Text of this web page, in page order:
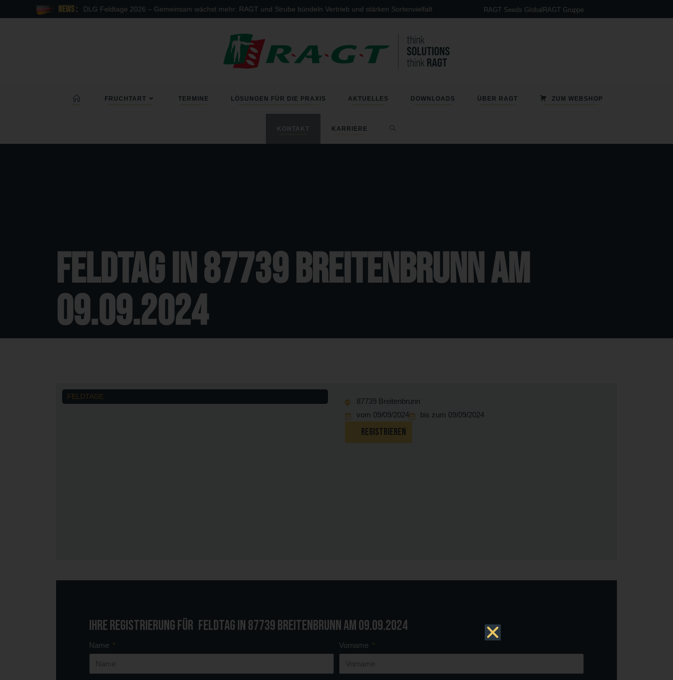
News : DLG Feldtage 2026 – Gemeinsam wächst mehr: RAGT und Strube bündeln Vertrieb und stärken Sortenvielfalt RAGT Seeds Global RAGT Gruppe
FRUCHTART TERMINE LÖSUNGEN FÜR DIE PRAXIS AKTUELLES DOWNLOADS ÜBER RAGT ZUM WEBSHOP
KONTAKT KARRIERE
Feldtag in 87739 Breitenbrunn am
09.09.2024
FELDTAGE
87739 Breitenbrunn
vom 09/09/2024
bis zum 09/09/2024
REGISTRIEREN
Ihre Registrierung für Feldtag in 87739 Breitenbrunn am 09.09.2024
Name Vorname